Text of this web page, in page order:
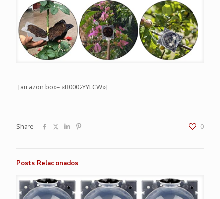
[amazon box= «B0002YYLCW»]
Share 0
Posts Relacionados